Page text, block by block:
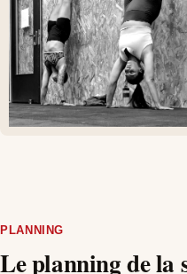
PLANNING
Le planning de la